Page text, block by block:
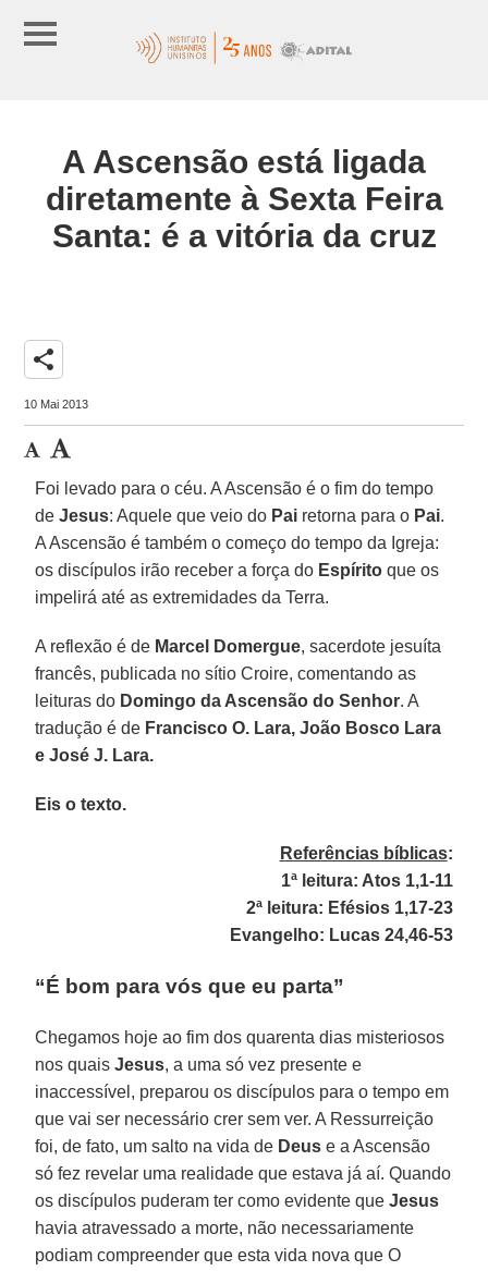
A Ascensão está ligada
diretamente à Sexta Feira
Santa: é a vitória da cruz
share
10 Mai 2013
Foi levado para o céu. A Ascensão é o fim do tempo
deJesus: Aquele que veio do Pai retorna para o Pai.
A Ascensão é também o começo do tempo da Igreja:
os discípulos irão receber a força do Espírito que os
impelirá até as extremidades da Terra.
A reflexão é de Marcel Domergue, sacerdote jesuíta
francês, publicada no sítio Croire, comentando as
leituras do Domingo da Ascensão do Senhor. A
tradução é de Francisco O. Lara, João Bosco Lara
e José J. Lara.
Eis o texto.
Referências bíblicas:
1ª leitura: Atos 1,1-11
2ª leitura: Efésios 1,17-23
Evangelho: Lucas 24,46-53
“É bom para vós que eu parta”
Chegamos hoje ao fim dos quarenta dias misteriosos
nos quaisJesus, a uma só vez presente e
inaccessível, preparou os discípulos para o tempo em
que vai ser necessário crer sem ver. A Ressurreição
foi, de fato, um salto na vida de Deus e a Ascensão
só fez revelar uma realidade que estava já aí. Quando
os discípulos puderam ter como evidente queJesus
havia atravessado a morte, não necessariamente
podiam compreender que esta vida nova que O